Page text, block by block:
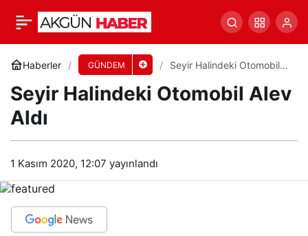
Haberler GÜNDEM
Seyir Halindeki Otomobil
Seyir Halindeki Otomobil Alev
Aldı
1 Kasım 2020, 12:07 yayınlandı
Seyir Halindeki Otomobil Alev Aldı
Paylaş